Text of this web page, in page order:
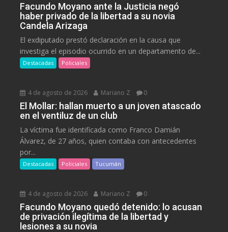
Facundo Moyano ante la Justicia negó
haber privado de la libertad a su novia
Candela Arizaga
El exdiputado prestó declaración en la causa que
investiga el episodio ocurrido en un departamento de...
Destacadas Policiales
4 de agosto de 2026 Mariano Z 0
El Mollar: hallan muerto a un joven atascado
en el ventiluz de un club
La víctima fue identificada como Franco Damián
Álvarez, de 27 años, quien contaba con antecedentes
por...
Destacadas Policiales Tucumán
4 de agosto de 2026 Mariano Z 0
Facundo Moyano quedó detenido: lo acusan
de privación ilegítima de la libertad y
lesiones a su novia